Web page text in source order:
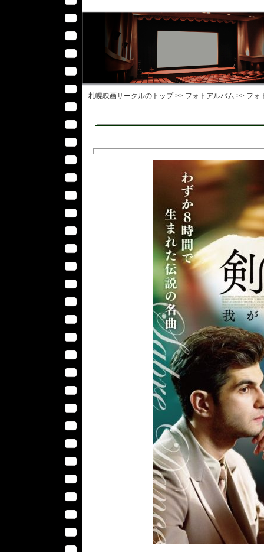
札幌映画サークルのトップ >> フォトアルバム >> フォ